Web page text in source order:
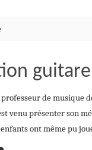
guitare
de musique
venu présenter son
ont même pu